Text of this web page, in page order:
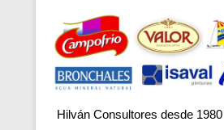
Hilván Consultores desde